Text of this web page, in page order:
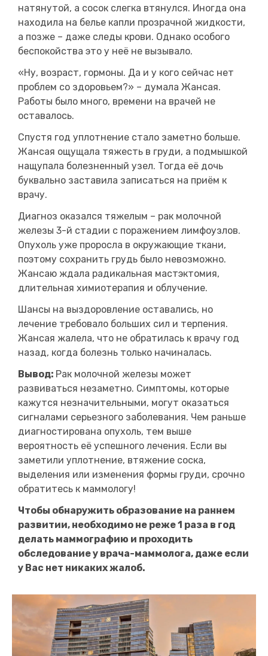
натянутой, а сосок слегка втянулся. Иногда она
находила на белье капли прозрачной жидкости,
а позже – даже следы крови. Однако особого
беспокойства это у неё не вызывало.
«Ну, возраст, гормоны. Да и у кого сейчас нет
проблем со здоровьем?» – думала Жансая.
Работы было много, времени на врачей не
оставалось.
Спустя год уплотнение стало заметно больше.
Жансая ощущала тяжесть в груди, а подмышкой
нащупала болезненный узел. Тогда её дочь
буквально заставила записаться на приём к
врачу.
Диагноз оказался тяжелым – рак молочной
железы 3-й стадии с поражением лимфоузлов.
Опухоль уже проросла в окружающие ткани,
поэтому сохранить грудь было невозможно.
Жансаю ждала радикальная мастэктомия,
длительная химиотерапия и облучение.
Шансы на выздоровление оставались, но
лечение требовало больших сил и терпения.
Жансая жалела, что не обратилась к врачу год
назад, когда болезнь только начиналась.
Вывод: Рак молочной железы может
развиваться незаметно. Симптомы, которые
кажутся незначительными, могут оказаться
сигналами серьезного заболевания. Чем раньше
диагностирована опухоль, тем выше
вероятность её успешного лечения. Если вы
заметили уплотнение, втяжение соска,
выделения или изменения формы груди, срочно
обратитесь к маммологу!
Чтобы обнаружить образование на раннем
развитии, необходимо не реже 1 раза в год
делать маммографию и проходить
обследование у врача-маммолога, даже если
у Вас нет никаких жалоб.